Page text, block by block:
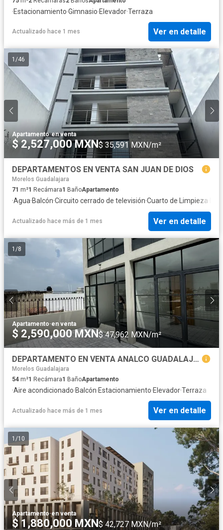
·Estacionamiento·Gimnasio·Elevador·Terraza
Actualizado hace 1 mes Ver en detalle
1 /46
Apartamento·en venta
$ 2,527,000 MXN$ 35,591 MXN/m²
DEPARTAMENTOS EN VENTA SAN JUAN DE DIOS
Morelos Guadalajara
71 m²1 Recámara1 BañoApartamento
·Agua·Balcón·Circuito cerrado de televisión·Cuarto de Limpieza
Actualizado hace más de 1 mes Ver en detalle
1 /8
Apartamento·en venta
$ 2,590,000 MXN$ 47,962 MXN/m²
DEPARTAMENTO EN VENTA ANALCO GUADALAJARA
Morelos Guadalajara
54 m²1 Recámara1 BañoApartamento
·Aire acondicionado·Balcón·Estacionamiento·Elevador·Terraza
Actualizado hace más de 1 mes Ver en detalle
1 /10
Apartamento·en venta
$ 1,880,000 MXN$ 42,727 MXN/m²